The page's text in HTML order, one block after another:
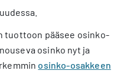
tuottoon pääsee osinko-
osinko nyt ja
osinko-osakkeen